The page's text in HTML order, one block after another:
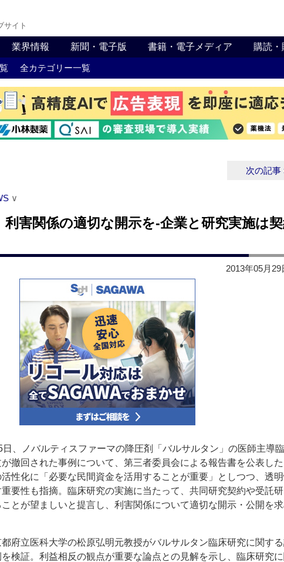
サイト
業界情報 新聞・電子版 書籍・電子メディア 購読
全カテゴリー一覧
次の記事
∨
利害関係の適切な開示を‐企業と研究実施は
2013年05月29
、ノバルティスファーマの降圧剤「バルサルタン」の医師主導
撤回された事例について、第三者委員会による報告書を公表し
性化に「必要な民間資金を活用することが重要」としつつ、透
要性も指摘。臨床研究の実施に当たって、共同研究契約や受託
とが望ましいと提言し、利害関係について適切な開示・公開を
府立医科大学の松原弘明元教授がバルサルタン臨床研究に関す
検証。利益相反の観点が重要な論点との見解を示し、臨床研究